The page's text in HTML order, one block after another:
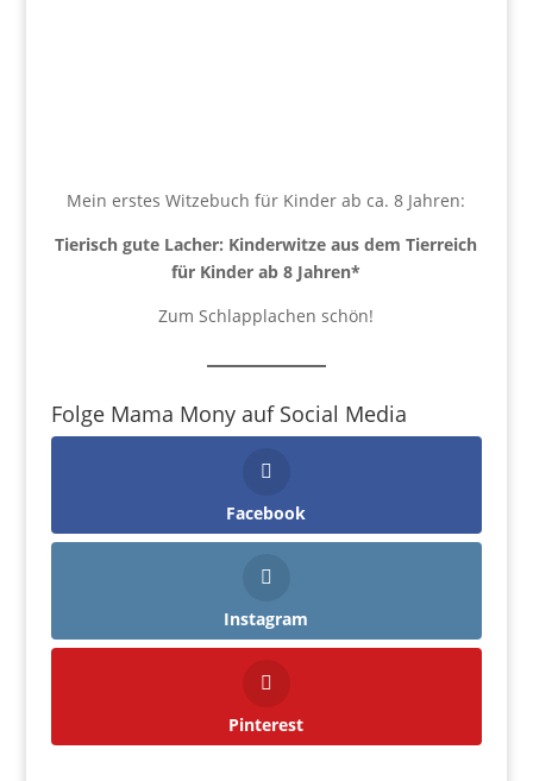
Mein erstes Witzebuch für Kinder ab ca. 8 Jahren:
Tierisch gute Lacher: Kinderwitze aus dem Tierreich
für Kinder ab 8 Jahren*
Zum Schlapplachen schön!
Folge Mama Mony auf Social Media
Facebook
Instagram
Pinterest